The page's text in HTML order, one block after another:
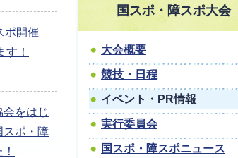
ポ開催
！
をはじ
スポ・障
国スポ・障スポ大会
大会概要
競技・日程
イベント・PR情報
実行委員会
国スポ・障スポニュース